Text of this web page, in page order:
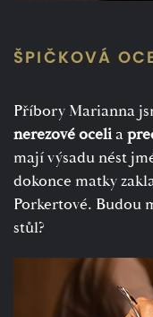
ŠPIČKOVÁ
Příbory Marianna
nerezové ocelia
mají výsadu nést
dokonce matky
Porkertové. Budou
stůl?